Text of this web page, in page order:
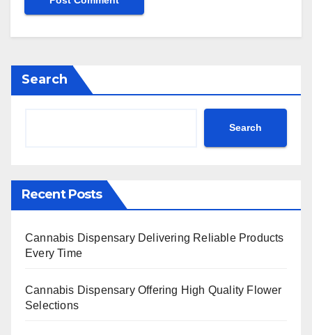
Search
Search
Recent Posts
Cannabis Dispensary Delivering Reliable Products
Every Time
Cannabis Dispensary Offering High Quality Flower
Selections